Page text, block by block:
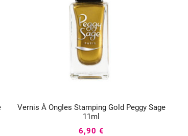
Vernis À Ongles Stamping Gold Peggy Sage
11ml
 
6,90 €